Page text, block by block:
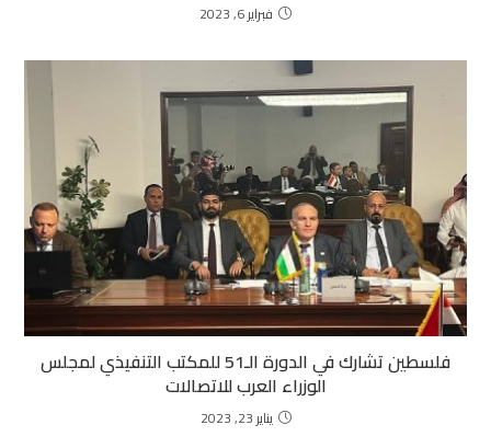
فبراير 6, 2023
فلسطين تشارك في الدورة الـ51 للمكتب التنفيذي لمجلس
الوزراء العرب للاتصالات
يناير 23, 2023